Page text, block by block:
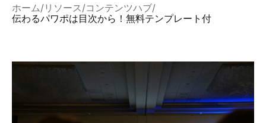
ホーム リソース コンテンツハブ
伝わるパワポは目次から！無料テンプレート付